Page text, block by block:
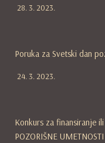
28. 3. 2023.
Poruka za Svetski dan
24. 3. 2023.
Konkurs za finansiranje
POZORIŠNE